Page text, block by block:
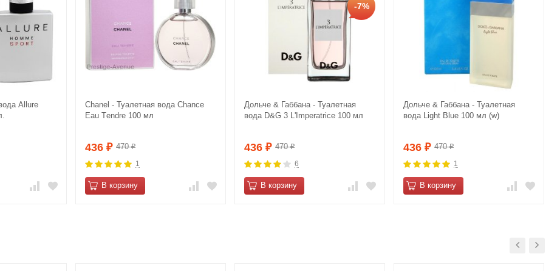
Allure
Сhanеl - Туалетная вода Сhаnce
Eau Tеndre 100 мл
436 ₽ 470₽
1
В корзину
-7%
Дольче & Габбана - Туалетная
вода D&G 3 L'Imperatrice 100 мл
436 ₽ 470₽
6
В корзину
Дольче & Габбана - Туалетная
вода Light Blue 100 мл (w)
436 ₽ 470₽
1
В корзину